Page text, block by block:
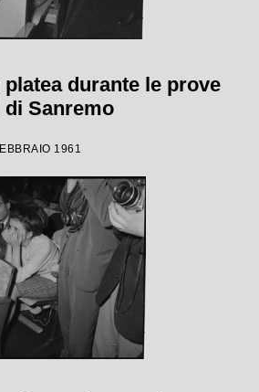
durante le prove
Sanremo
1961